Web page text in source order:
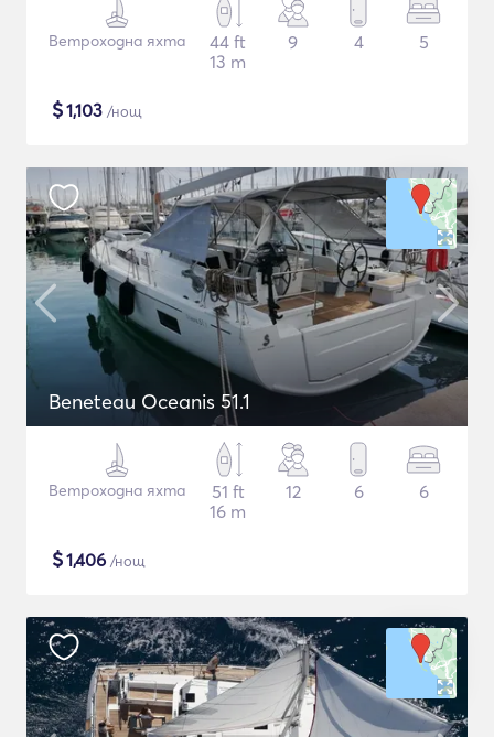
Ветроходна яхта
44 ft
13 m
9 4 5
$1,103 /нощ
Beneteau Oceanis 51.1
Ветроходна яхта
51 ft
16 m
12 6 6
$1,406 /нощ